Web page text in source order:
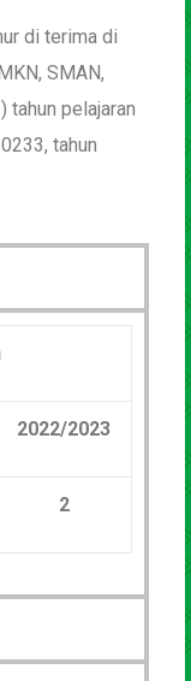
di terima di
SMAN,
tahun pelajaran
tahun
2022/2023
2